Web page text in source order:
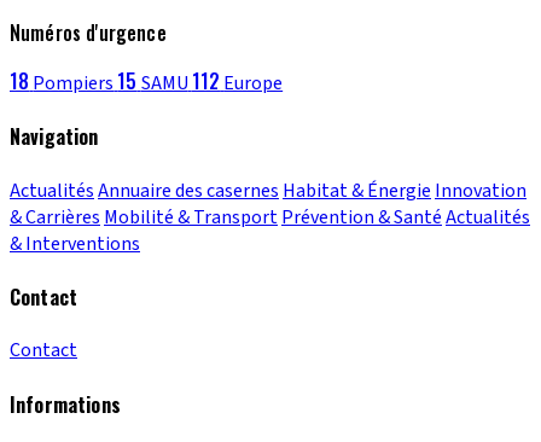
Numéros d'urgence
18 Pompiers 15 SAMU 112 Europe
Navigation
ActualitésAnnuaire des casernes Habitat & Énergie Innovation
& Carrières Mobilité & TransportPrévention & SantéActualités
& Interventions
Contact
Contact
Informations